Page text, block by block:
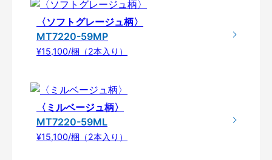
〈ソフトグレージュ柄〉
MT7220-59MP
¥15,100/梱（2本入り）
〈ミルベージュ柄〉
MT7220-59ML
¥15,100/梱（2本入り）